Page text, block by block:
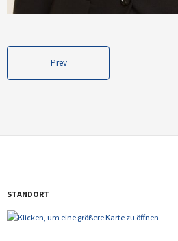
- Liegenschafts- Miet und Wohnrecht
- Arbeitsrecht
- Vertragsrecht
Klienten
Karriere
Prev
STANDORT